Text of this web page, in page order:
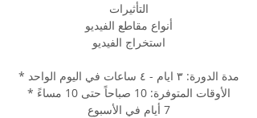
التأثيرات
أنواع مقاطع الفيديو
استخراج الفيديو
مدة الدورة: ٣ ايام - ٤ ساعات في اليوم الواحد *
الأوقات المتوفرة: 10 صباحاً حتى 10 مساءً *
7 أيام في الأسبوع